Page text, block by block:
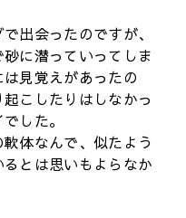
出会ったのですが、
に潜っていってしま
見覚えがあったの
こしたりはしなかっ
した。
体なんで、似たよう
とは思いもよらなか